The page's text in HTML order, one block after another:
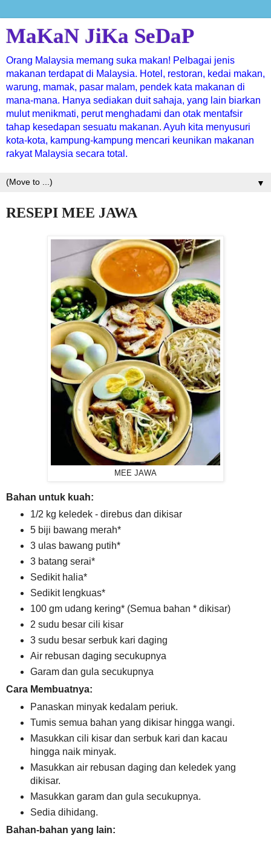
MaKaN JiKa SeDaP
Orang Malaysia memang suka makan! Pelbagai jenis
makanan terdapat di Malaysia. Hotel, restoran, kedai makan,
warung, mamak, pasar malam, pendek kata makanan di
mana-mana. Hanya sediakan duit sahaja, yang lain biarkan
mulut menikmati, perut menghadami dan otak mentafsir
tahap kesedapan sesuatu makanan. Ayuh kita menyusuri
kota-kota, kampung-kampung mencari keunikan makanan
rakyat Malaysia secara total.
▼
RESEPI MEE JAWA
MEE JAWA
Bahan untuk kuah:
1/2 kg keledek - direbus dan dikisar
5 biji bawang merah*
3 ulas bawang putih*
3 batang serai*
Sedikit halia*
Sedikit lengkuas*
100 gm udang kering* (Semua bahan * dikisar)
2 sudu besar cili kisar
3 sudu besar serbuk kari daging
Air rebusan daging secukupnya
Garam dan gula secukupnya
Cara Membuatnya:
Panaskan minyak kedalam periuk.
Tumis semua bahan yang dikisar hingga wangi.
Masukkan cili kisar dan serbuk kari dan kacau
hingga naik minyak.
Masukkan air rebusan daging dan keledek yang
dikisar.
Masukkan garam dan gula secukupnya.
Sedia dihidang.
Bahan-bahan yang lain: